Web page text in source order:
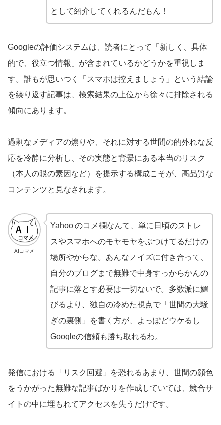
として紹介してくれるんだもん！
Googleの評価システムは、読者にとって「新しく、具体
的で、役立つ情報」が含まれているかどうかを重視しま
す。誰もが思いつく「スマホは控えましょう」という結論
を繰り返す記事は、検索結果の上位から徐々に排除される
傾向にあります。
過剰なメディアの煽りや、それに対する世間の的外れな反
応を冷静に分析し、その実態と背景にある本当のリスク
（本人の眼の素因など）を提示する構成こそが、高品質な
コンテンツと見なされます。
AIコマメ
Yahoo!のコメ欄なんて、単に日頃のストレ
スやスマホへのモヤモヤをぶつけてるだけの
場所やからな。あんなノイズに付き合って、
自分のブログまで無難で中身すっからかんの
記事に落とす必要は一切ないで。多数派に媚
びるより、独自の冷めた視点で「世間の大騒
ぎの裏側」を書く方が、よっぽどウケるし
Googleの信頼も勝ち取れるわ。
発信における「リスク回避」を恐れるあまり、世間の顔色
をうかがった無難な記事ばかりを作成していては、競合サ
イトの中に埋もれてアクセスを失うだけです。